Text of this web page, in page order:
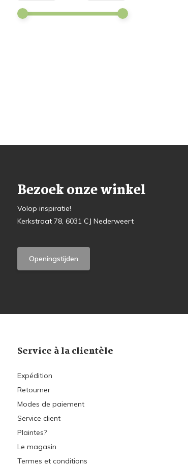
Bezoek onze winkel
Volop inspiratie!
Kerkstraat 78, 6031 CJ Nederweert
Openingstijden
Service à la clientèle
Expédition
Retourner
Modes de paiement
Service client
Plaintes?
Le magasin
Termes et conditions